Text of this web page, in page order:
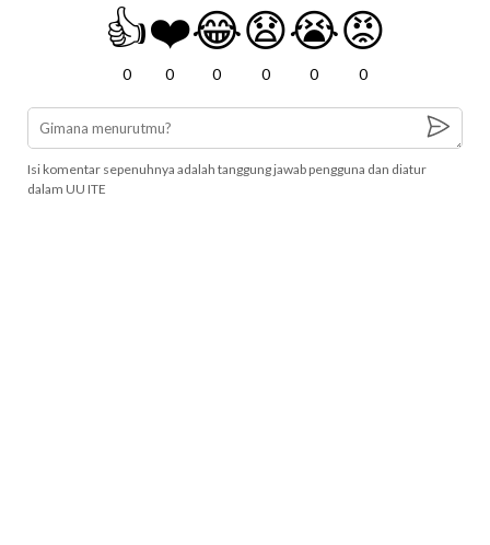
👍
0
❤️
0
😂
0
😧
0
😭
0
😡
0
Isi komentar sepenuhnya adalah tanggung jawab pengguna dan diatur
dalam UU ITE